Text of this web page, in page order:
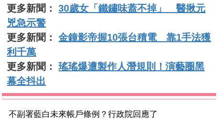
更多新聞：30歲女「鐵鏽味蓋不掉」 醫揪元
兇急示警
更多新聞：金鐘影帝握10張台積電 靠1手法獲
利千萬
更多新聞：瑤瑤爆遭製作人潛規則！演藝圈黑
幕全抖出
不副署藍白未來帳戶條例？行政院回應了